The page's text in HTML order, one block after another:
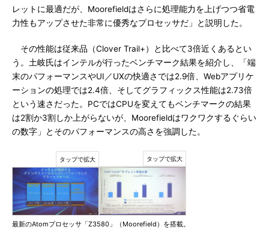
レットに最適だが、Moorefieldはさらに処理能力を上げつつ省電
力性もアップさせた非常に優秀なプロセッサだ」と説明した。
その性能は従来品（Clover Trail+）と比べて3倍近くあるとい
う。土岐氏はインテルが行ったベンチマーク結果を紹介し、「端
末のパフォーマンスやUI／UXの快適さでは2.9倍、Webアプリケ
ーションの処理では2.4倍、そしてグラフィックス性能は2.73倍
という速さだった。PCではCPUを変えてもベンチマークの結果
は2割か3割しか上がらないが、Moorefieldはワクワクするぐらい
の数字」とそのパフォーマンスの高さを強調した。
最新のAtomプロセッサ「Z3580」（Moorefield）を搭載。